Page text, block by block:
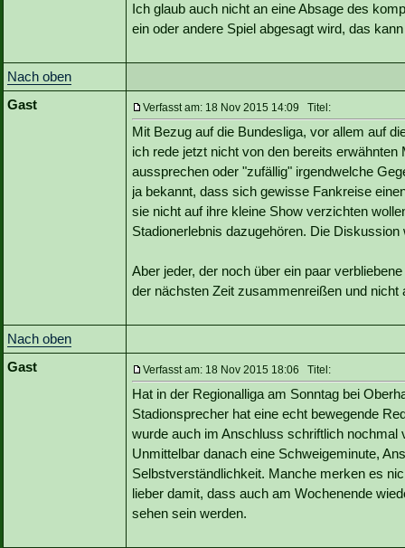
Ich glaub auch nicht an eine Absage des
ein oder andere Spiel abgesagt wird, das
Nach oben
Gast
Verfasst am: 18 Nov 2015 14:09 Titel:
Mit Bezug auf die Bundesliga, vor allem auf
ich rede jetzt nicht von den bereits
aussprechen oder "zufällig" irgendwelche
ja bekannt, dass sich gewisse Fankreise
sie nicht auf ihre kleine Show verzichten
Stadionerlebnis dazugehören. Die
Aber jeder, der noch über ein paar
der nächsten Zeit zusammenreißen und
Nach oben
Gast
Verfasst am: 18 Nov 2015 18:06 Titel:
Hat in der Regionalliga am Sonntag bei
Stadionsprecher hat eine echt bewegende
wurde auch im Anschluss schriftlich nochmal
Unmittelbar danach eine Schweigeminute,
Selbstverständlichkeit. Manche merken es
lieber damit, dass auch am Wochenende
sehen sein werden.